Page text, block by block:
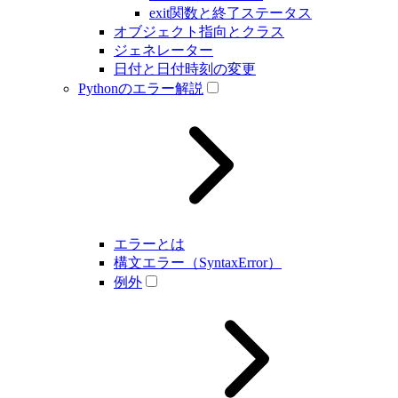
exit関数と終了ステータス
オブジェクト指向とクラス
ジェネレーター
日付と日付時刻の変更
Pythonのエラー解説
エラーとは
構文エラー（SyntaxError）
例外